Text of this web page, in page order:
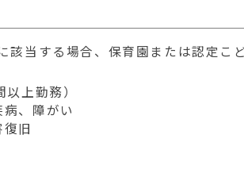
該当する場合、保育園または認定こ
上勤務）
、障がい
旧